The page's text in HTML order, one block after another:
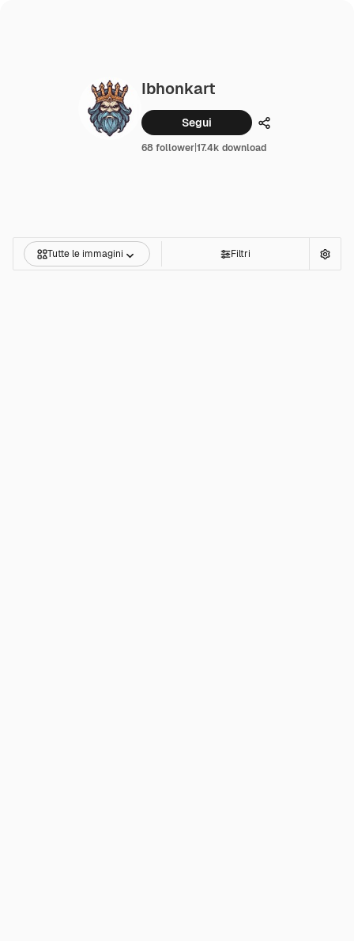
Ibhonkart
Segui Condividi
68 follower|17.4k download
Tutte le immagini Filtri